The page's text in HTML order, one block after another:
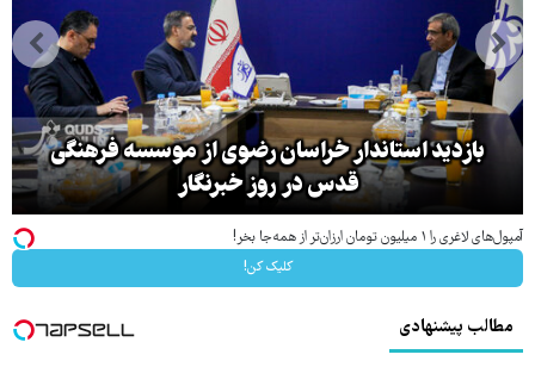
بازدید استاندار خراسان رضوی از موسسه فرهنگی
قدس در روز خبرنگار
آمپول‌های لاغری را ۱ میلیون تومان ارزان‌تر از همه‌جا بخر!
کلیک کن!
مطالب پیشنهادی